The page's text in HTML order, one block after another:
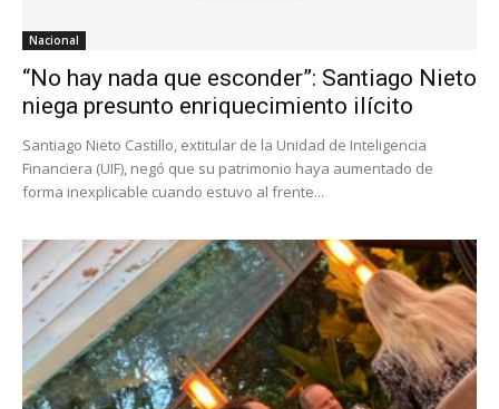
Nacional
“No hay nada que esconder”: Santiago Nieto
niega presunto enriquecimiento ilícito
Santiago Nieto Castillo, extitular de la Unidad de Inteligencia
Financiera (UIF), negó que su patrimonio haya aumentado de
forma inexplicable cuando estuvo al frente...